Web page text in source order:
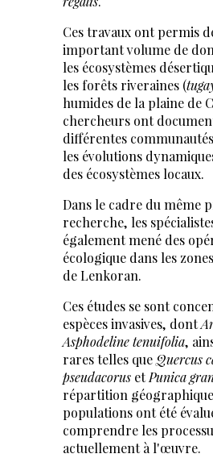
Ces travaux ont permis
important volume de
les écosystèmes
les forêts riveraines (
humides de la plaine de
chercheurs ont
différentes
les évolutions
des écosystèmes locaux.
Dans le cadre du même
recherche, les
également mené des
écologique dans les
de Lenkoran.
Ces études se sont
espèces invasives, dont
Asphodeline tenuifolia,
rares telles queQuercus
pseudacorusetPunica
répartition
populations ont été
comprendre les
actuellement à l'œuvre.